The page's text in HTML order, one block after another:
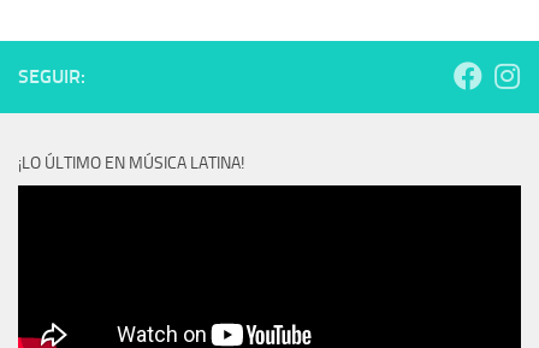
SEGUIR:
¡LO ÚLTIMO EN MÚSICA LATINA!